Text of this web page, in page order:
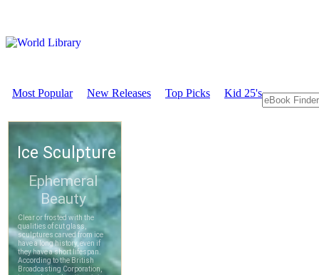
Most Popular New Releases Top Picks Kid 25's